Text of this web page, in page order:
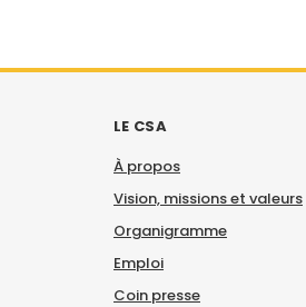
LE CSA
À propos
Vision, missions et valeurs
Organigramme
Emploi
Coin presse